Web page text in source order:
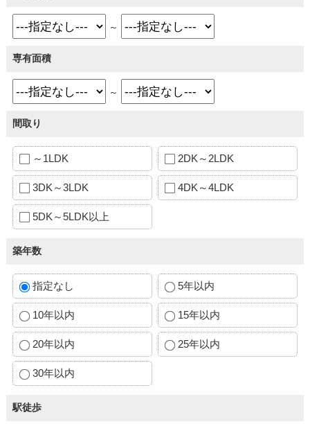
～
専有面積
～
間取り
～1LDK 2DK～2LDK
3DK～3LDK 4DK～4LDK
5DK～5LDK以上
築年数
指定なし 5年以内
10年以内 15年以内
20年以内 25年以内
30年以内
駅徒歩